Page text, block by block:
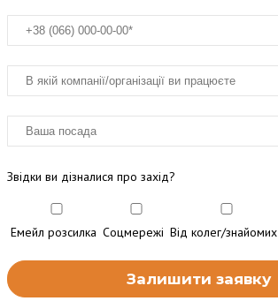
Звідки ви дізналися про захід?
Емейл розсилка Соцмережі Від колег/знайомих